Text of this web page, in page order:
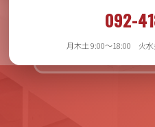
092-
月木土 9:00〜18:00 火
火水金
日祝